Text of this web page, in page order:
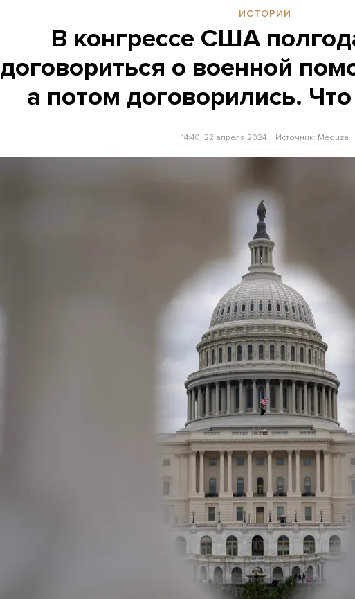
ИСТОРИИ
В конгрессе США
договориться о военной
а потом договорились.
14:40, 22 апреля 2024 Источник: Meduza